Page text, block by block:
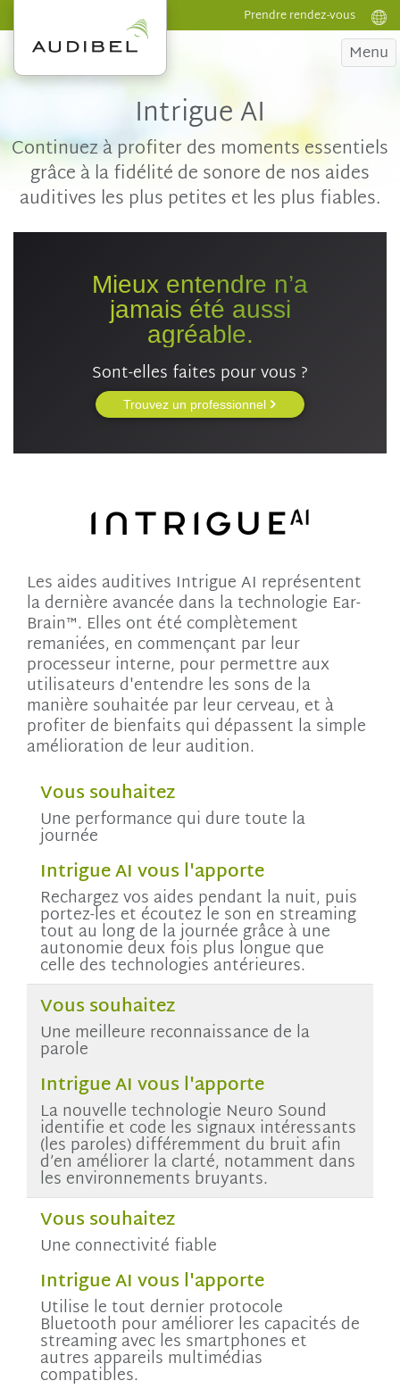
Prendre rendez-vous
Menu
Intrigue AI
Continuez à profiter des moments essentiels
grâce à la fidélité de sonore de nos aides
auditives les plus petites et les plus fiables.
Mieux entendre n’a
jamais été aussi
agréable.
Sont-elles faites pour vous ?
Trouvez un professionnel
Les aides auditives Intrigue AI représentent
la dernière avancée dans la technologie Ear-
Brain™. Elles ont été complètement
remaniées, en commençant par leur
processeur interne, pour permettre aux
utilisateurs d'entendre les sons de la
manière souhaitée par leur cerveau, et à
profiter de bienfaits qui dépassent la simple
amélioration de leur audition.
Vous souhaitez
Une performance qui dure toute la
journée
Intrigue AI vous l'apporte
Rechargez vos aides pendant la nuit, puis
portez-les et écoutez le son en streaming
tout au long de la journée grâce à une
autonomie deux fois plus longue que
celle des technologies antérieures.
Vous souhaitez
Une meilleure reconnaissance de la
parole
Intrigue AI vous l'apporte
La nouvelle technologie Neuro Sound
identifie et code les signaux intéressants
(les paroles) différemment du bruit afin
d’en améliorer la clarté, notamment dans
les environnements bruyants.
Vous souhaitez
Une connectivité fiable
Intrigue AI vous l'apporte
Utilise le tout dernier protocole
Bluetooth pour améliorer les capacités de
streaming avec les smartphones et
autres appareils multimédias
compatibles.